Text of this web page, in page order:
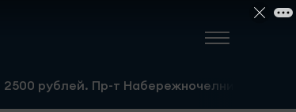
т Набережночелнинский, 13а. Тел.: 8-951-